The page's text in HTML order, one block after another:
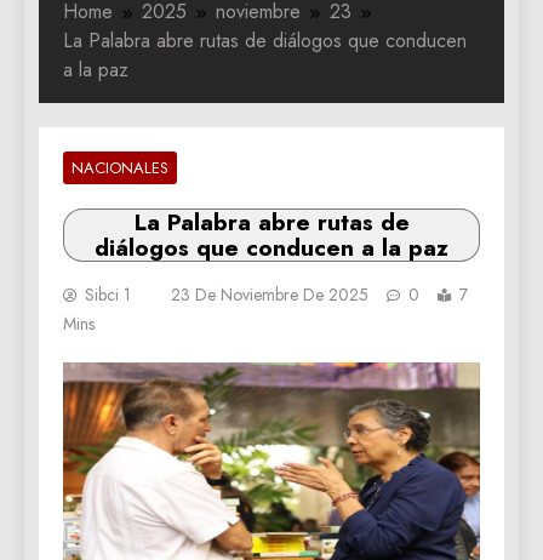
Home 2025 noviembre
23
La Palabra abre rutas de diálogos que conducen
a la paz
NACIONALES
La Palabra abre rutas de
diálogos que conducen a la paz
Sibci 1 23 De Noviembre De 2025 0
7
Mins